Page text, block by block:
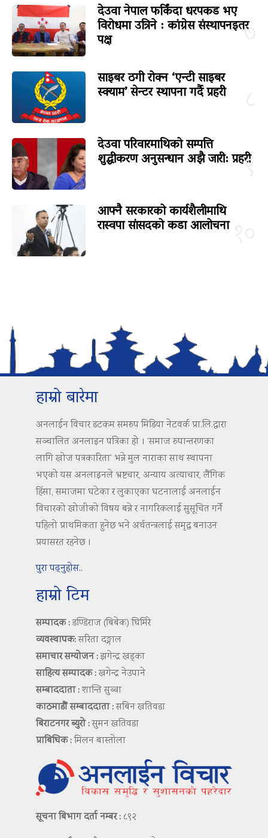
७
देउवा नेपाल फर्किंदा धरपकड भए
विरोधमा उत्रिने : कांग्रेस संस्थापनइतर
पक्ष
साइबर ठगी रोक्न ‘एन्टी साइबर
स्क्याम’ सेन्टर स्थापना गर्दै प्रहरी
९
देउवा परिवारमाथिको सम्पत्ति
शुद्धीकरण अनुसन्धान अझै जारी: प्रहरी
आफ्नै सरकारको कार्यशैलीमाथि
रास्वपा सांसदको कडा आलोचना
हाम्रो बारेमा
अनलाईन विचार डटकम समरुप मिडिया नेटवर्क प्रा.लि.द्वारा
सञ्चालित अनलाइन पत्रिका हो । ‘समाज रुपान्तरणका
लागि खोज पत्रकारिता’ भन्ने मुल नाराका साथ स्थापना
भएको यस अनलाइनले भ्रष्टचार, अन्याय अत्याचार, लैंगिक
हिंसा, समाजमा घटेका र लुकाएका घटनालाई अनलाईन
विचारको खोजीको विषय बन्ने र नागरिकलाई सुसूचित गर्ने
पहिलो प्राथमिकता हुनेछ भने अर्थतन्त्रलाई समृद्ध बनाउन
प्रयासरत रहनेछ ।
पुरा पढ्नुहोस..
हाम्रो टिम
सम्पादक :डण्डिराज (बिबेक) घिमिरे
व्यवस्थापक:सरिता दङ्गाल
समाचार सम्योजन :झगेन्द्र खड्का
साहित्य सम्पादक :खगेन्द्र नेउपाने
सम्बाददाता :शान्ति सुब्बा
काठमाडौं सम्बाददाता :सबिन खतिवडा
बिराटनगर ब्युरो :सुमन खतिवडा
प्राबिधिक :मिलन बास्तोला
सूचना बिभाग दर्ता नम्बर : ८९२